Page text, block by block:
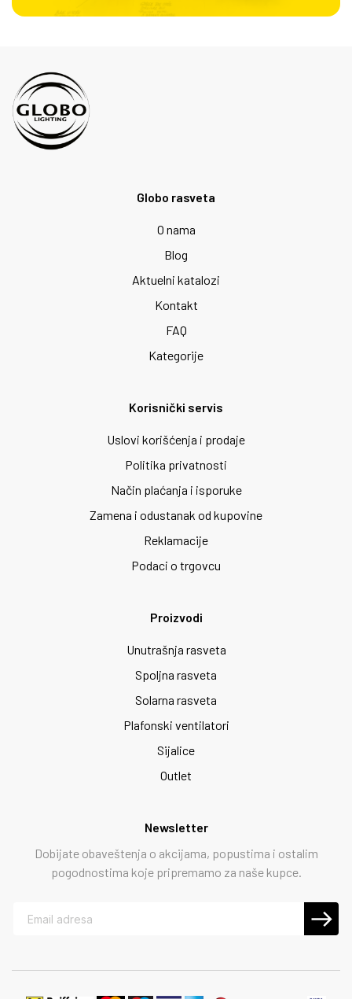
Globo rasveta
O nama
Blog
Aktuelni katalozi
Kontakt
FAQ
Kategorije
Korisnički servis
Uslovi korišćenja i prodaje
Politika privatnosti
Način plaćanja i isporuke
Zamena i odustanak od kupovine
Reklamacije
Podaci o trgovcu
Proizvodi
Unutrašnja rasveta
Spoljna rasveta
Solarna rasveta
Plafonski ventilatori
Sijalice
Outlet
Newsletter
Dobijate obaveštenja o akcijama, popustima i ostalim
pogodnostima koje pripremamo za naše kupce.